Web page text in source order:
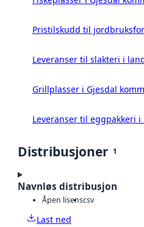
Pristilskudd til
Leveranser til slakteri i
Grillplasser i Gjesdal
Leveranser til eggpakkeri
Distribusjoner 1
Navnløs distribusjon
Åpen lisenscsv
Last ned